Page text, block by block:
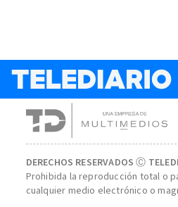
DERECHOS RESERVADOS Ⓒ
Prohibida la reproducción total o
cualquier medio electrónico o